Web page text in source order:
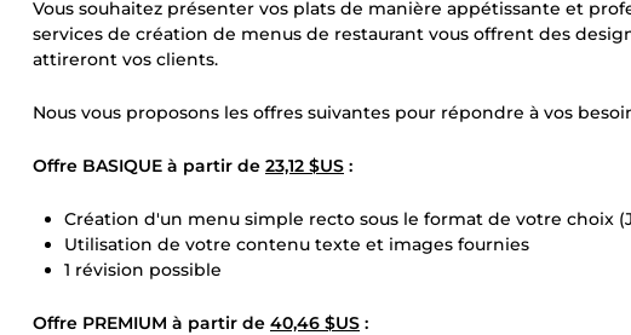
Vous souhaitez présenter vos plats de manière appétissante et
services de création de menus de restaurant vous offrent des
attireront vos clients.
Nous vous proposons les offres suivantes pour répondre à vos
Offre BASIQUE à partir de 23,12 $US :
Création d'un menu simple recto sous le format de votre choix
Utilisation de votre contenu texte et images fournies
1 révision possible
Offre PREMIUM à partir de 40,46 $US :